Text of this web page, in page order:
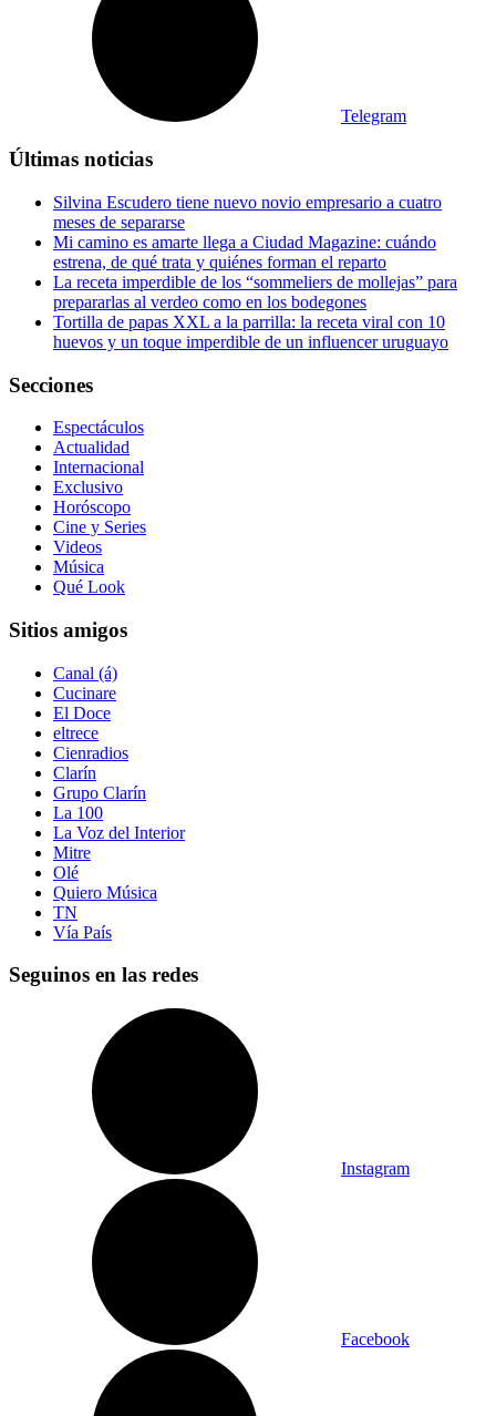
Telegram
Últimas noticias
Silvina Escudero tiene nuevo novio empresario a cuatro
meses de separarse
Mi camino es amarte llega a Ciudad Magazine: cuándo
estrena, de qué trata y quiénes forman el reparto
La receta imperdible de los “sommeliers de mollejas” para
prepararlas al verdeo como en los bodegones
Tortilla de papas XXL a la parrilla: la receta viral con 10
huevos y un toque imperdible de un influencer uruguayo
Secciones
Espectáculos
Actualidad
Internacional
Exclusivo
Horóscopo
Cine y Series
Videos
Música
Qué Look
Sitios amigos
Canal (á)
Cucinare
El Doce
eltrece
Cienradios
Clarín
Grupo Clarín
La 100
La Voz del Interior
Mitre
Olé
Quiero Música
TN
Vía País
Seguinos en las redes
Instagram
Facebook